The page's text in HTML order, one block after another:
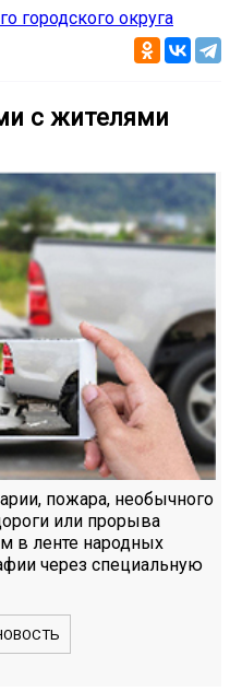
городского округа
с жителями
пожара, необычного
или прорыва
в ленте народных
через специальную